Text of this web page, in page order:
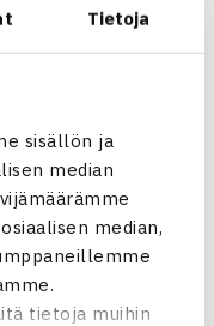
Tietoja
sisällön ja
median
median,
tietoja muihin
Ghislaine Van
Linzer Itävalta